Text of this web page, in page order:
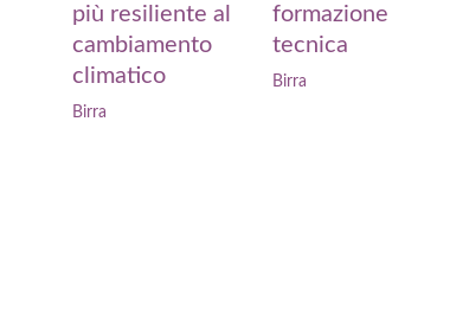
più resiliente al
cambiamento
climatico
Birra
formazione
tecnica
Birra